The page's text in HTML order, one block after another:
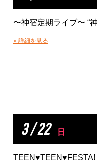
〜神宿定期ライブ〜 “
» 詳細を見る
3 / 22 日
TEEN♥TEEN♥FESTA!